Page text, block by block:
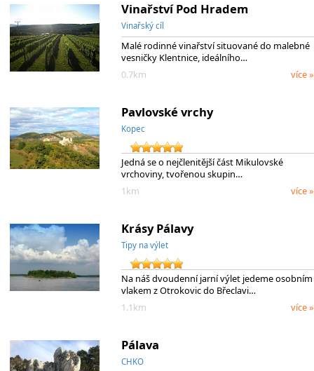
Vinařství Pod Hradem
Vinařský cíl
Malé rodinné vinařství situované do malebné
vesničky Klentnice, ideálního…
0.7km
více »
Pavlovské vrchy
Kopec
Jedná se o nejčlenitější část Mikulovské
vrchoviny, tvořenou skupin…
1km
více »
Krásy Pálavy
Tipy na výlet
Na náš dvoudenní jarní výlet jedeme osobním
vlakem z Otrokovic do Břeclavi…
1.1km
více »
Pálava
CHKO